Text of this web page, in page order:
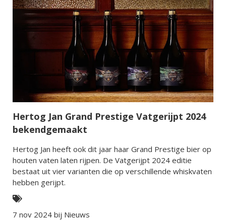
Hertog Jan Grand Prestige Vatgerijpt 2024
bekendgemaakt
Hertog Jan heeft ook dit jaar haar Grand Prestige bier op
houten vaten laten rijpen. De Vatgerijpt 2024 editie
bestaat uit vier varianten die op verschillende whiskvaten
hebben gerijpt.
7 nov 2024 bij Nieuws